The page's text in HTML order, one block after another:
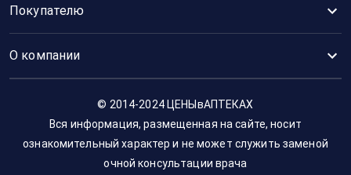
Покупателю
О компании
© 2014-2024 ЦЕНЫвАПТЕКАХ
Вся информация, размещенная на сайте, носит
ознакомительный характер и не может служить заменой
очной консультации врача